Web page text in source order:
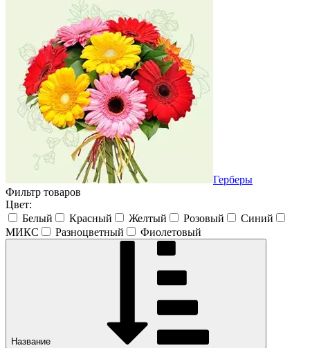
Герберы
Фильтр товаров
Цвет:
Белый
Красный Желтый Розовый
Синий
МИКС
Разноцветный Фиолетовый
Название